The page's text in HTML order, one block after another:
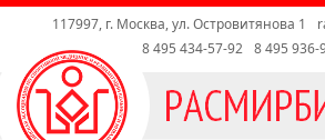
117997, г. Москва, ул. Островитянова 1
8 495 434-57-92 8 495 936-